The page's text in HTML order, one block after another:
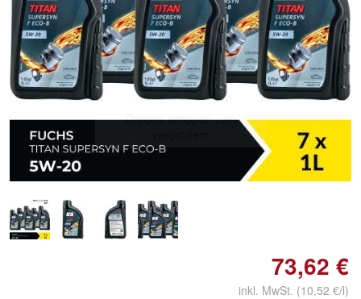
Doppelt antippen zum
73,62 €
inkl. MwSt. (10,52 €/l)